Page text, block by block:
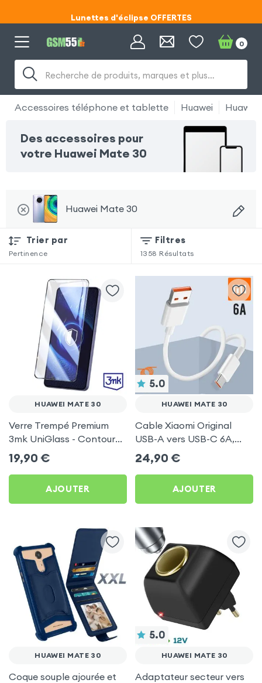
Code ECLIPSE55
Code ECLIPSE55
Recherche de produits, marques et plus…
0
Accessoires téléphone et tablette Huawei Huawei
Des accessoires pour
votre Huawei Mate 30
Huawei Mate 30
Trier par
Pertinence
Filtres
1358 Résultats
HUAWEI MATE 30
Verre Trempé Premium
3mk UniGlass - Contour
Noir pour Huawei Mate 30
19,90 €
AJOUTER
5.0
HUAWEI MATE 30
Cable Xiaomi Original
USB-A vers USB-C 6A,
Charge Rapide et
Synchronisation - Blanc
pour Huawei Mate 30
24,90 €
AJOUTER
HUAWEI MATE 30
Coque souple ajourée et
5.0
HUAWEI MATE 30
Adaptateur secteur vers